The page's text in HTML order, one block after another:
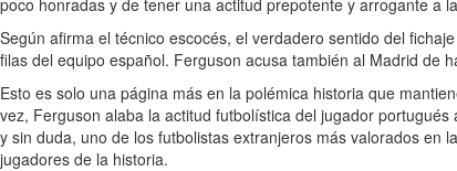
poco honradas y de tener una actitud prepotente y arrogante a
Según afirma el técnico escocés, el verdadero sentido del
filas del equipo español. Ferguson acusa también al Madrid de
Esto es solo una página más en la polémica historia que
vez, Ferguson alaba la actitud futbolística del jugador
y sin duda, uno de los futbolistas extranjeros más valorados en
jugadores de la historia.